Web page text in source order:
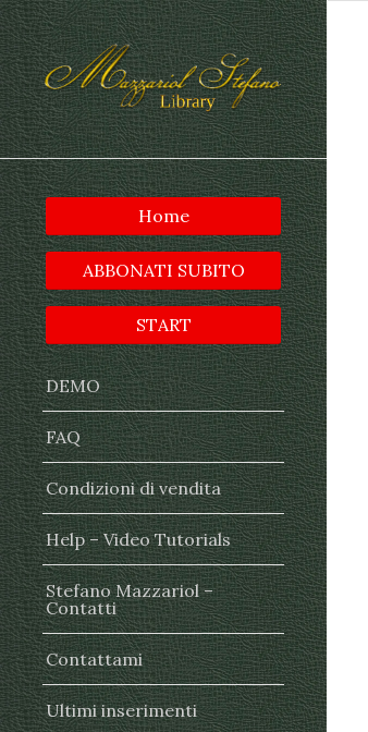
Home
ABBONATI SUBITO
START
DEMO
FAQ
Condizioni di vendita
Help – Video Tutorials
Stefano Mazzariol –
Contatti
Contattami
Ultimi inserimenti